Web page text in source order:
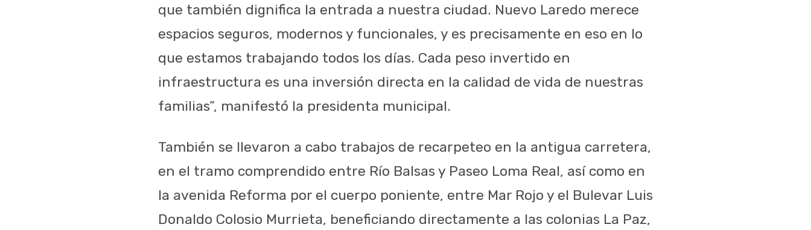
que también dignifica la entrada a nuestra ciudad. Nuevo Laredo merece
espacios seguros, modernos y funcionales, y es precisamente en eso en lo
que estamos trabajando todos los días. Cada peso invertido en
infraestructura es una inversión directa en la calidad de vida de nuestras
familias”, manifestó la presidenta municipal.
También se llevaron a cabo trabajos de recarpeteo en la antigua carretera,
en el tramo comprendido entre Río Balsas y Paseo Loma Real, así como en
la avenida Reforma por el cuerpo poniente, entre Mar Rojo y el Bulevar Luis
Donaldo Colosio Murrieta, beneficiando directamente a las colonias La Paz,